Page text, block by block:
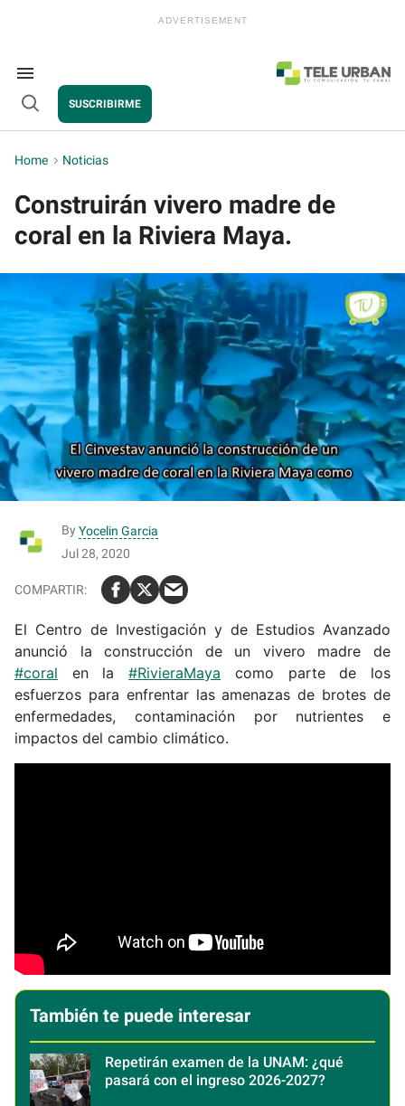
Search
&
Section
Navigation
Open
SUSCRIBIRME
Home > Noticias
Construirán vivero madre de
coral en la Riviera Maya.
By Yocelin Garcia
Jul 28, 2020
El Centro de Investigación y de Estudios Avanzado
anunció la construcción de un vivero madre de
#coral en la#RivieraMaya como parte de los
esfuerzos para enfrentar las amenazas de brotes de
enfermedades, contaminación por nutrientes e
impactos del cambio climático.
También te puede interesar
Repetirán examen de la UNAM: ¿qué
pasará con el ingreso 2026-2027?